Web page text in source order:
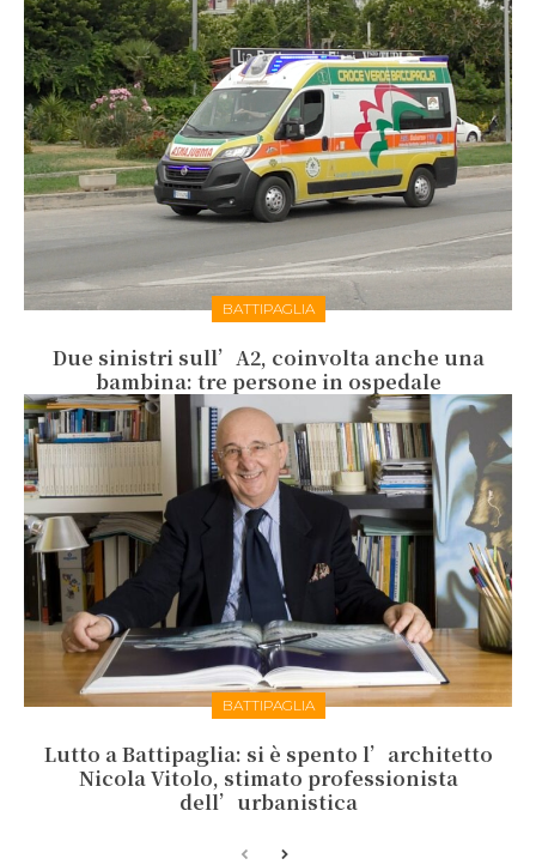
BATTIPAGLIA
Due sinistri sull’A2, coinvolta anche una
bambina: tre persone in ospedale
BATTIPAGLIA
Lutto a Battipaglia: si è spento l’architetto
Nicola Vitolo, stimato professionista
dell’urbanistica